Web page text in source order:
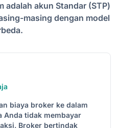
akun Standar (STP)
masing dengan model
biaya broker ke dalam
tidak membayar
Broker bertindak